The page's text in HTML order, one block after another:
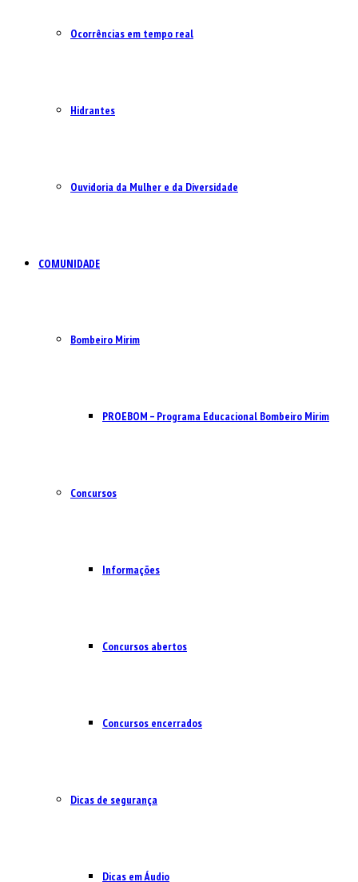
Ocorrências em tempo real
Hidrantes
Ouvidoria da Mulher e da Diversidade
COMUNIDADE
Bombeiro Mirim
PROEBOM – Programa Educacional Bombeiro Mirim
Concursos
Informações
Concursos abertos
Concursos encerrados
Dicas de segurança
Dicas em Áudio